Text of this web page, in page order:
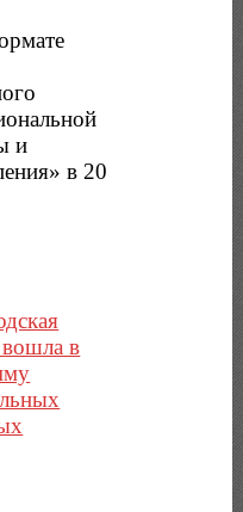
и
в 20
вошла в